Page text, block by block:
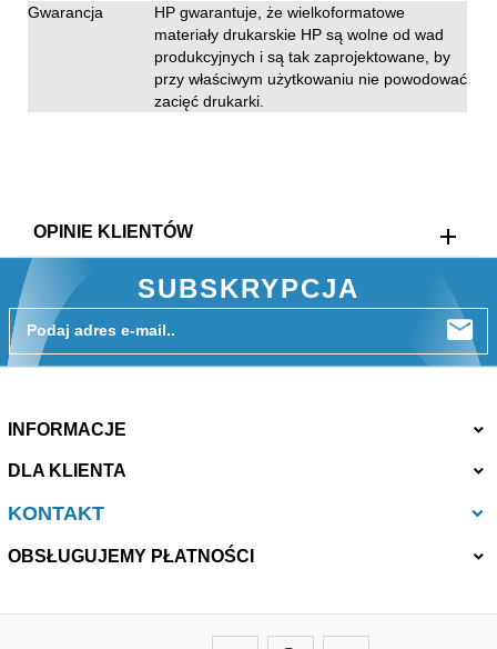
Gwarancja
HP gwarantuje, że wielkoformatowe
materiały drukarskie HP są wolne od wad
produkcyjnych i są tak zaprojektowane, by
przy właściwym użytkowaniu nie powodować
zacięć drukarki.
OPINIE KLIENTÓW
SUBSKRYPCJA
Podaj adres e-mail..
INFORMACJE
DLA KLIENTA
KONTAKT
OBSŁUGUJEMY PŁATNOŚCI